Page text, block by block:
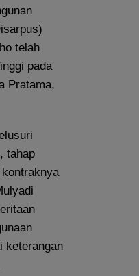
telah
pada
Pratama,
tahap
keterangan